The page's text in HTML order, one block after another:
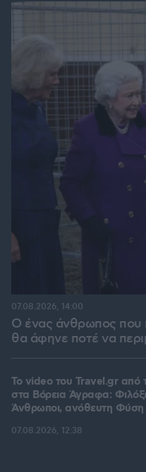
Ο ένας άνθρωπος που
θα άφηνε ποτέ να
07.08.2026, 14:00
To video του Travel.gr από
στα Βόρεια Άγραφα:
Άνθρωποι, ανόθευτη Φύση
07.08.2026, 12:38